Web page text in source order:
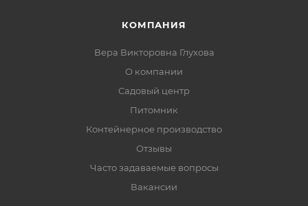
КОМПАНИЯ
Вера Викторовна Глухова
О компании
Садовый центр
Питомник
Контейнерное производство
Отзывы
Часто задаваемые вопросы
Вакансии